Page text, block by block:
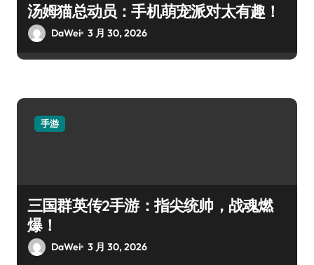
汤姆猫总动员：手机萌宠派对太有趣！
DaWei 3 月 30, 2026
手游
三国群英传2手游：指尖统帅，战魂燃
爆！
DaWei 3 月 30, 2026